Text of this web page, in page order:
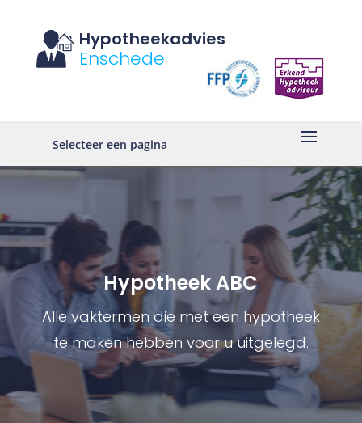
Hypotheekadvies
Enschede
Selecteer een pagina
Hypotheek ABC
Alle vaktermen die met een hypotheek
te maken hebben voor u uitgelegd.